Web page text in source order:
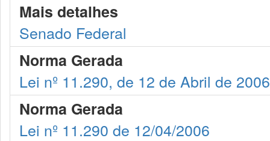
Mais detalhes
Senado Federal
Norma Gerada
Lei nº 11.290, de 12 de Abril de 2006
Norma Gerada
Lei nº 11.290 de 12/04/2006